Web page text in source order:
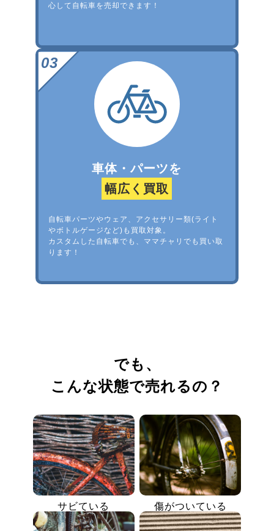
心して自転車を売却できます！
車体・パーツを
幅広く買取
自転車パーツやウェア、アクセサリー類(ライト
やボトルゲージなど)も買取対象。
カスタムした自転車でも、ママチャリでも買い取
ります！
でも、
こんな状態で売れるの？
サビている 傷がついている